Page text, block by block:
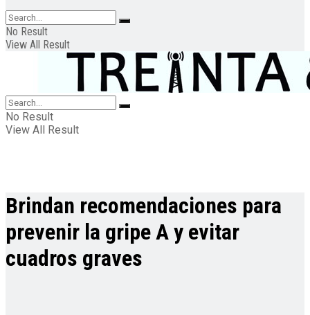
No Result
View All Result
No Result
View All Result
Brindan recomendaciones para
prevenir la gripe A y evitar
cuadros graves